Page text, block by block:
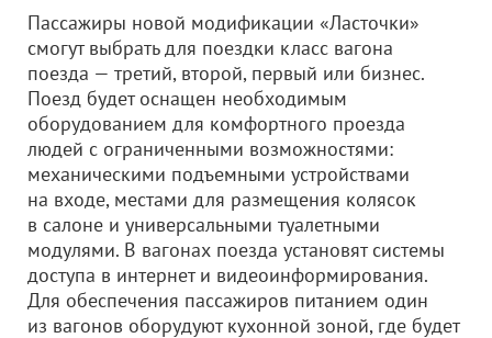
Пассажиры новой модификации «Ласточки»
смогут выбрать для поездки класс вагона
поезда — третий, второй, первый или бизнес.
Поезд будет оснащен необходимым
оборудованием для комфортного проезда
людей с ограниченными возможностями:
механическими подъемными устройствами
на входе, местами для размещения колясок
в салоне и универсальными туалетными
модулями. В вагонах поезда установят системы
доступа в интернет и видеоинформирования.
Для обеспечения пассажиров питанием один
из вагонов оборудуют кухонной зоной, где будет